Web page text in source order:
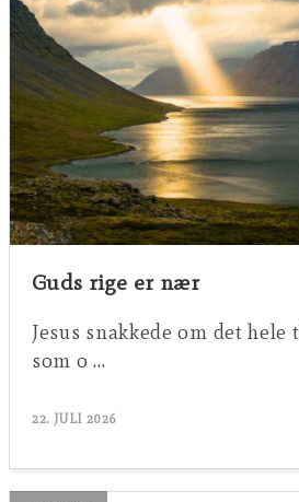
Guds rige er nær
Jesus snakkede om det
som o …
22. JULI 2026